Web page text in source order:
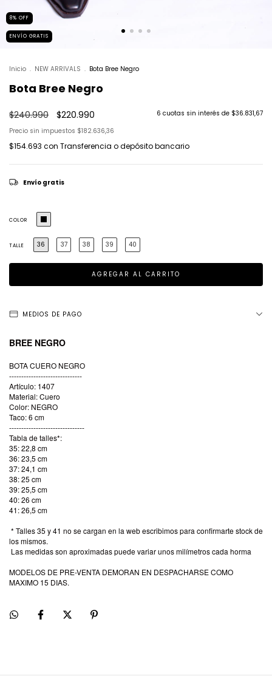
8% OFF
ENVÍO GRATIS
Inicio . NEW ARRIVALS . Bota Bree Negro
Bota Bree Negro
$240.990 $220.990 6 cuotas sin interés de $36.831,67
Precio sin impuestos $182.636,36
$154.693 con Transferencia o depósito bancario
Envío gratis
COLOR
TALLE 36 37 38 39 40
MEDIOS DE PAGO
BREE NEGRO
BOTA CUERO NEGRO
------------------------------
Artículo: 1407
Material: Cuero
Color: NEGRO
Taco: 6 cm
-------------------------------
Tabla de talles*:
35: 22,8 cm
36: 23,5 cm
37: 24,1 cm
38: 25 cm
39: 25,5 cm
40: 26 cm
41: 26,5 cm
* Talles 35 y 41 no se cargan en la web escribimos para confirmarte stock de
los mismos.
Las medidas son aproximadas puede variar unos milímetros cada horma
MODELOS DE PRE-VENTA DEMORAN EN DESPACHARSE COMO
MAXIMO 15 DIAS.